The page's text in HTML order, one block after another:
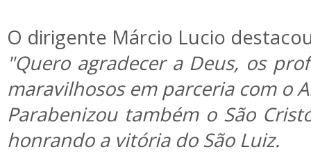
O dirigente Márcio Lucio
"Quero agradecer a Deus, os
maravilhosos em parceria com o
Parabenizou também o São
honrando a vitória do São Luiz.